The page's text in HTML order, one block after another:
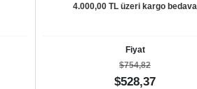
4.000,00 TL üzeri kargo bedava
Fiyat
$754,82
$528,37